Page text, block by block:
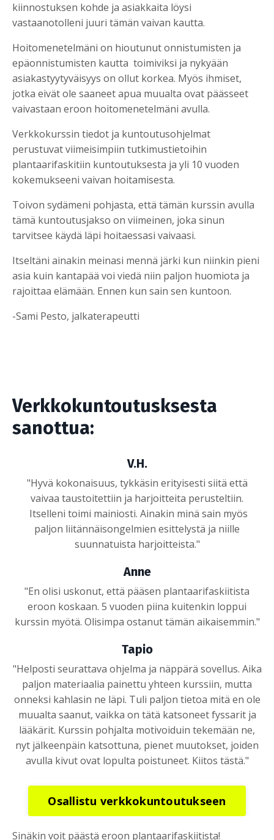
kiinnostuksen kohde ja asiakkaita löysi
vastaanotolleni juuri tämän vaivan kautta.
Hoitomenetelmäni on hioutunut onnistumisten ja
epäonnistumisten kautta toimiviksi ja nykyään
asiakastyytyväisyys on ollut korkea. Myös ihmiset,
jotka eivät ole saaneet apua muualta ovat päässeet
vaivastaan eroon hoitomenetelmäni avulla.
Verkkokurssin tiedot ja kuntoutusohjelmat
perustuvat viimeisimpiin tutkimustietoihin
plantaarifaskitiin kuntoutuksesta ja yli 10 vuoden
kokemukseeni vaivan hoitamisesta.
Toivon sydämeni pohjasta, että tämän kurssin avulla
tämä kuntoutusjakso on viimeinen, joka sinun
tarvitsee käydä läpi hoitaessasi vaivaasi.
Itseltäni ainakin meinasi mennä järki kun niinkin pieni
asia kuin kantapää voi viedä niin paljon huomiota ja
rajoittaa elämään. Ennen kun sain sen kuntoon.
-Sami Pesto, jalkaterapeutti
Verkkokuntoutusksesta
sanottua:
V.H.
"Hyvä kokonaisuus, tykkäsin erityisesti siitä että
vaivaa taustoitettiin ja harjoitteita perusteltiin.
Itselleni toimi mainiosti. Ainakin minä sain myös
paljon liitännäisongelmien esittelystä ja niille
suunnatuista harjoitteista."
Anne
"En olisi uskonut, että pääsen plantaarifaskiitista
eroon koskaan. 5 vuoden piina kuitenkin loppui
kurssin myötä. Olisimpa ostanut tämän aikaisemmin."
Tapio
"Helposti seurattava ohjelma ja näppärä sovellus. Aika
paljon materiaalia painettu yhteen kurssiin, mutta
onneksi kahlasin ne läpi. Tuli paljon tietoa mitä en ole
muualta saanut, vaikka on tätä katsoneet fyssarit ja
lääkärit. Kurssin pohjalta motivoiduin tekemään ne,
nyt jälkeenpäin katsottuna, pienet muutokset, joiden
avulla kivut ovat lopulta poistuneet. Kiitos tästä."
Osallistu verkkokuntoutukseen
Sinäkin voit päästä eroon plantaarifaskiitista!